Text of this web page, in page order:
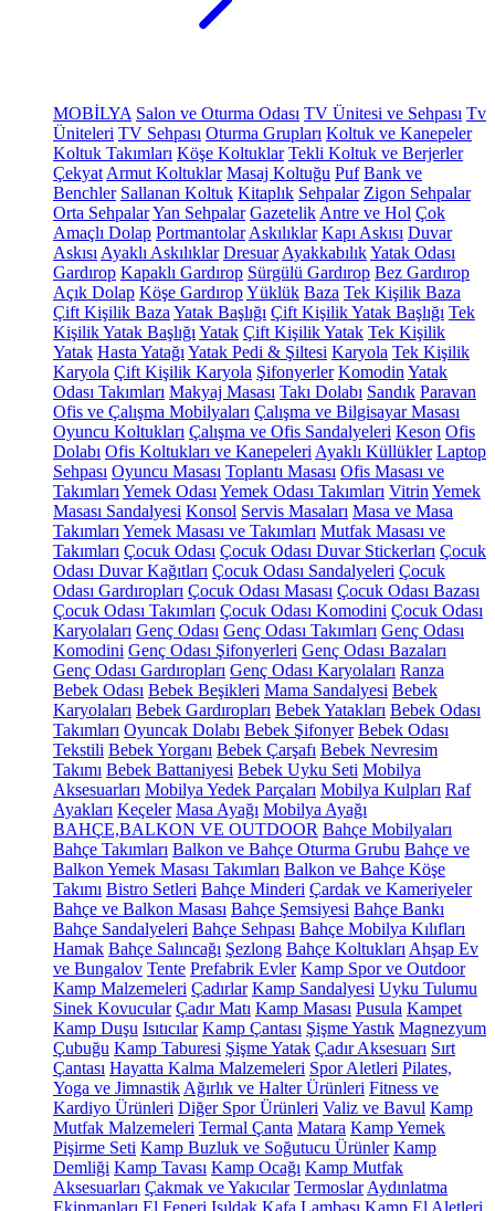
MOBİLYA Salon ve Oturma Odası TV Ünitesi ve Sehpası Tv
Üniteleri TV Sehpası Oturma Grupları Koltuk ve Kanepeler
Koltuk Takımları Köşe Koltuklar Tekli Koltuk ve Berjerler
Çekyat Armut Koltuklar Masaj Koltuğu Puf Bank ve
Benchler Sallanan Koltuk Kitaplık Sehpalar Zigon Sehpalar
Orta SehpalarYan Sehpalar Gazetelik Antre ve Hol Çok
Amaçlı Dolap Portmantolar Askılıklar Kapı Askısı Duvar
Askısı Ayaklı Askılıklar Dresuar AyakkabılıkYatak Odası
Gardırop Kapaklı Gardırop Sürgülü Gardırop Bez Gardırop
Açık Dolap Köşe GardıropYüklük Baza Tek Kişilik Baza
Çift Kişilik Baza Yatak Başlığı Çift Kişilik Yatak Başlığı Tek
Kişilik Yatak Başlığı Yatak Çift Kişilik Yatak Tek Kişilik
Yatak Hasta Yatağı Yatak Pedi & Şiltesi Karyola Tek Kişilik
Karyola Çift Kişilik Karyola Şifonyerler Komodin Yatak
Odası Takımları Makyaj Masası Takı Dolabı Sandık Paravan
Ofis ve Çalışma Mobilyaları Çalışma ve Bilgisayar Masası
Oyuncu Koltukları Çalışma ve Ofis Sandalyeleri Keson Ofis
Dolabı Ofis Koltukları ve Kanepeleri Ayaklı Küllükler Laptop
Sehpası Oyuncu Masası Toplantı Masası Ofis Masası ve
Takımları Yemek Odası Yemek Odası Takımları Vitrin Yemek
Masası Sandalyesi Konsol Servis Masaları Masa ve Masa
Takımları Yemek Masası ve Takımları Mutfak Masası ve
Takımları Çocuk Odası Çocuk Odası Duvar Stickerları Çocuk
Odası Duvar Kağıtları Çocuk Odası Sandalyeleri Çocuk
Odası Gardıropları Çocuk Odası Masası Çocuk Odası Bazası
Çocuk Odası Takımları Çocuk Odası Komodini Çocuk Odası
Karyolaları Genç Odası Genç Odası Takımları Genç Odası
Komodini Genç Odası Şifonyerleri Genç Odası Bazaları
Genç Odası Gardıropları Genç Odası Karyolaları Ranza
Bebek Odası Bebek Beşikleri Mama Sandalyesi Bebek
Karyolaları Bebek Gardıropları Bebek Yatakları Bebek Odası
Takımları Oyuncak Dolabı Bebek Şifonyer Bebek Odası
Tekstili Bebek Yorganı Bebek Çarşafı Bebek Nevresim
Takımı Bebek Battaniyesi Bebek Uyku Seti Mobilya
Aksesuarları Mobilya Yedek Parçaları Mobilya Kulpları Raf
Ayakları Keçeler Masa Ayağı Mobilya Ayağı
BAHÇE,BALKON VE OUTDOOR Bahçe Mobilyaları
Bahçe Takımları Balkon ve Bahçe Oturma Grubu Bahçe ve
Balkon Yemek Masası Takımları Balkon ve Bahçe Köşe
Takımı Bistro Setleri Bahçe Minderi Çardak ve Kameriyeler
Bahçe ve Balkon Masası Bahçe Şemsiyesi Bahçe Bankı
Bahçe Sandalyeleri Bahçe Sehpası Bahçe Mobilya Kılıfları
Hamak Bahçe Salıncağı Şezlong Bahçe Koltukları Ahşap Ev
ve Bungalov Tente Prefabrik Evler Kamp Spor ve Outdoor
Kamp Malzemeleri Çadırlar Kamp Sandalyesi Uyku Tulumu
Sinek Kovucular Çadır Matı Kamp Masası Pusula Kampet
Kamp Duşu Isıtıcılar Kamp Çantası Şişme Yastık Magnezyum
Çubuğu Kamp Taburesi Şişme Yatak Çadır Aksesuarı Sırt
Çantası Hayatta Kalma Malzemeleri Spor Aletleri Pilates,
Yoga ve Jimnastik Ağırlık ve Halter Ürünleri Fitness ve
Kardiyo Ürünleri Diğer Spor Ürünleri Valiz ve Bavul Kamp
Mutfak Malzemeleri Termal Çanta Matara Kamp Yemek
Pişirme Seti Kamp Buzluk ve Soğutucu Ürünler Kamp
Demliği Kamp Tavası Kamp Ocağı Kamp Mutfak
Aksesuarları Çakmak ve Yakıcılar Termoslar Aydınlatma
Ekipmanları El Feneri Işıldak Kafa Lambası Kamp El Aletleri